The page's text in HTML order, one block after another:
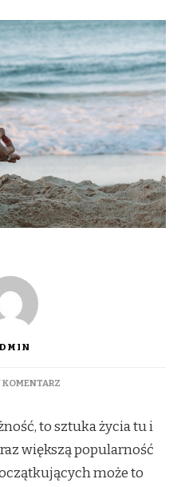
KOMENTARZDO
POCZĄTKUJĄCYCH:
ŻYĆ
TU
to sztuka życia tu i
większą popularność
może to